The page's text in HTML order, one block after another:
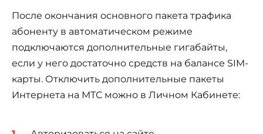
После окончания основного пакета трафика
абоненту в автоматическом режиме
подключаются дополнительные гигабайты,
если у него достаточно средств на балансе SIM-
карты. Отключить дополнительные пакеты
Интернета на МТС можно в Личном Кабинете: